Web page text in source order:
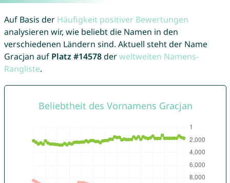
Auf Basis der Häufigkeit positiver Bewertungen
analysieren wir, wie beliebt die Namen in den
verschiedenen Ländern sind. Aktuell steht der Name
Gracjan auf Platz #14578derweltweiten Namens-
Rangliste.